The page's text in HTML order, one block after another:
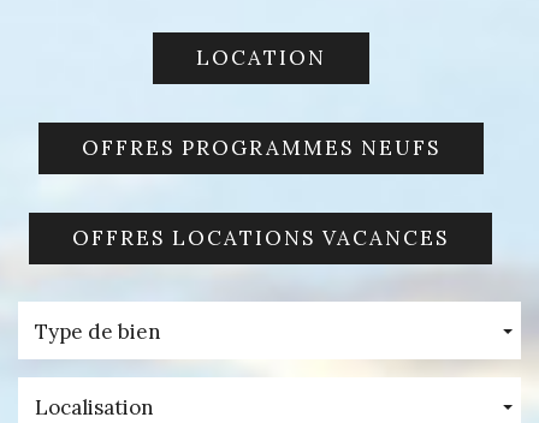
LOCATION
OFFRES PROGRAMMES NEUFS
OFFRES LOCATIONS VACANCES
Type de bien
Localisation